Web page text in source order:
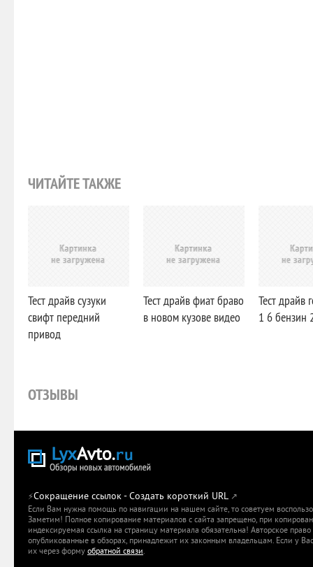
ЧИТАЙТЕ ТАКЖЕ
Тест драйв сузуки
свифт передний
привод
Тест драйв фиат браво
в новом кузове видео
Тест драйв
1 6 бензин
ОТЗЫВЫ
⚡Сокращение ссылок - Создать короткий URL ↗
Если Вам нужна помощь по навигации на нашем сайте, то советуем
Заметим! Полное копирование материалов с сайта запрещено, при
индексируемая ссылка на страницу материала обязательна! Авторское
опубликованные в обзорах, принадлежит их законным владельцам. Если у
их через форму обратной связи.